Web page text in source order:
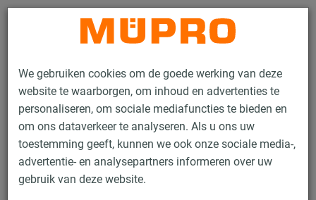
We gebruiken cookies om de goede werking van deze
website te waarborgen, om inhoud en advertenties te
personaliseren, om sociale mediafuncties te bieden en
om ons dataverkeer te analyseren. Als u ons uw
toestemming geeft, kunnen we ook onze sociale media-,
advertentie- en analysepartners informeren over uw
gebruik van deze website.
Contact
Producten Bevestigingstechniek
Thermisch verzinkte producten
Thermisch verzinkte producten voor glijsleëen en toebehoren
Buisklemmen volgens DIN 3567